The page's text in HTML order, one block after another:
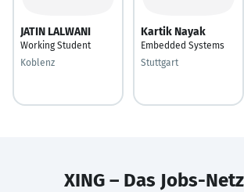
JATIN LALWANI
Working Student
Koblenz
Kartik Nayak
Embedded Systems
Stuttgart
XING – Das Jobs-